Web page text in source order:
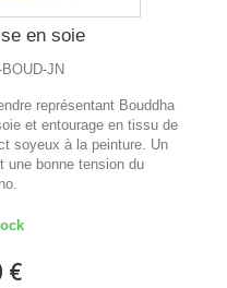
en soie
JN
représentant Bouddha
et entourage en tissu de
soyeux à la peinture. Un
une bonne tension du
€